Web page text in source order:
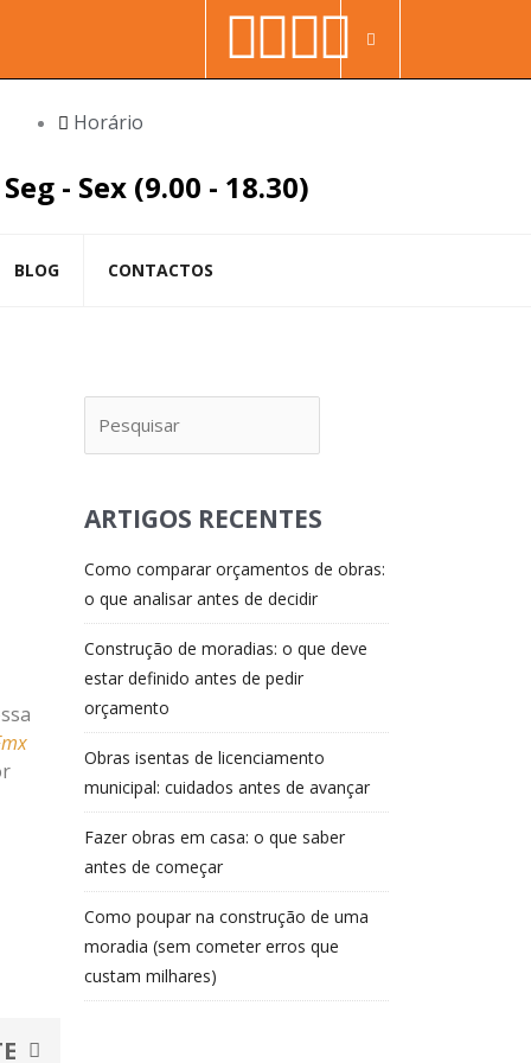
Facebook-
f
Youtube
in
Horário
Seg - Sex (9.00 - 18.30)
BLOG CONTACTOS
ARTIGOS RECENTES
Como comparar orçamentos de obras:
o que analisar antes de decidir
Construção de moradias: o que deve
estar definido antes de pedir
orçamento
Obras isentas de licenciamento
municipal: cuidados antes de avançar
Fazer obras em casa: o que saber
antes de começar
Como poupar na construção de uma
moradia (sem cometer erros que
custam milhares)